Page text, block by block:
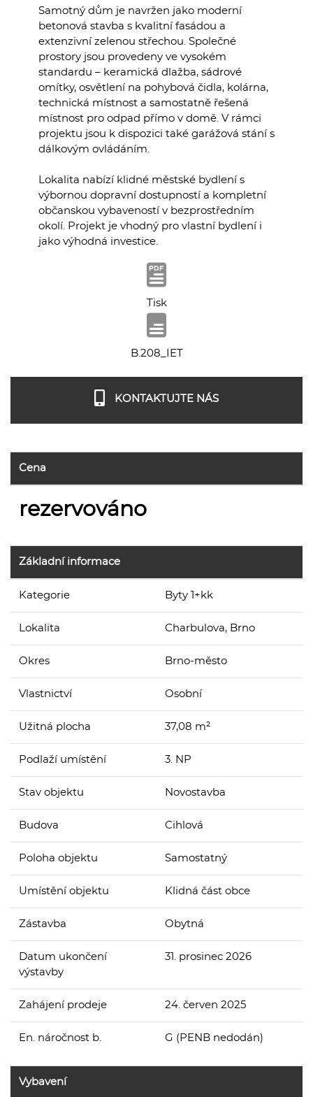
Samotný dům je navržen jako moderní
betonová stavba s kvalitní fasádou a
extenzivní zelenou střechou. Společné
prostory jsou provedeny ve vysokém
standardu – keramická dlažba, sádrové
omítky, osvětlení na pohybová čidla, kolárna,
technická místnost a samostatně řešená
místnost pro odpad přímo v domě. V rámci
projektu jsou k dispozici také garážová stání s
dálkovým ovládáním.
Lokalita nabízí klidné městské bydlení s
výbornou dopravní dostupností a kompletní
občanskou vybaveností v bezprostředním
okolí. Projekt je vhodný pro vlastní bydlení i
jako výhodná investice.
Tisk
B.208_IET
KONTAKTUJTE NÁS
Cena
rezervováno
Základní informace
Kategorie Byty 1+kk
Lokalita Charbulova, Brno
Okres Brno-město
Vlastnictví Osobní
Užitná plocha 37,08 m²
Podlaží umístění 3. NP
Stav objektu Novostavba
Budova Cihlová
Poloha objektu Samostatný
Umístění objektu Klidná část obce
Zástavba Obytná
Datum ukončení
výstavby
31. prosinec 2026
Zahájení prodeje 24. červen 2025
En. náročnost b. G (PENB nedodán)
Vybavení